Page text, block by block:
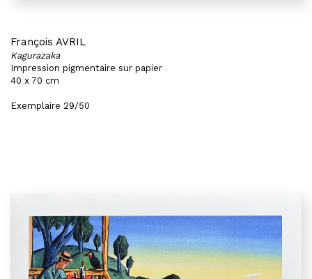
François AVRIL
Kagurazaka
Impression pigmentaire sur papier
40 x 70 cm
Exemplaire 29/50